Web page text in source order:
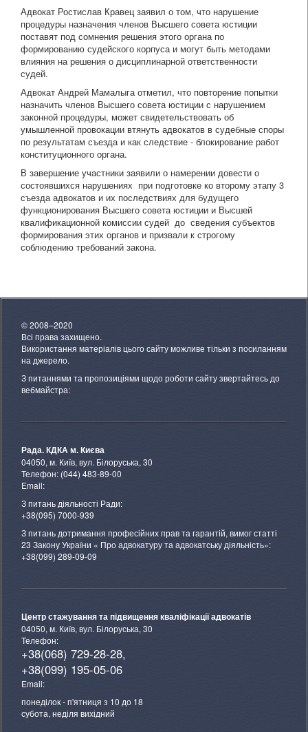
Адвокат Ростислав Кравец заявил о том, что нарушение
процедуры назначения членов Высшего совета юстиции
поставят под сомнения решения этого органа по
формированию судейского корпуса и могут быть методами
влияния на решения о дисциплинарной ответственности
судей.
Адвокат Андрей Мамалыга отметил, что повторение попытки
назначить членов Высшего совета юстиции с нарушением
законной процедуры, может свидетельствовать об
умышленной провокации втянуть адвокатов в судебные споры
по результатам съезда и как следствие - блокирование работ
конституционного органа.
В завершение участники заявили о намерении довести о
состоявшихся нарушениях при подготовке ко второму этапу 3
съезда адвокатов и их последствиях для будущего
функционирования Высшего совета юстиции и Высшей
квалификационной комиссии судей до сведения субъектов
формирования этих органов и призвали к строгому
соблюдению требований закона.
© 2008–2020
Всі права захищено.
Використання матеріалів цього сайту можливе тільки з посиланням
на джерело.
З питаннями та пропозиціями щодо роботи сайту звертайтесь до
вебмайстра:
Рада. КДКА м. Києва
04050, м. Київ, вул. Білоруська, 30
Телефон: (044) 483-89-00
Email:
З питань діяльності Ради:
+38(095) 7000-939
З питань дотримання професійних прав та гарантій, вимог статті
23 Закону України « Про адвокатуру та адвокатську діяльність»:
+38(099) 289-09-09
Центр стажування та підвищення кваліфікації адвокатів
04050, м. Київ, вул. Білоруська, 30
Телефон:
+38(068) 729-28-28,
+38(099) 195-05-06
Email:
понеділок - п'ятниця з 10 до 18
субота, неділя вихідний